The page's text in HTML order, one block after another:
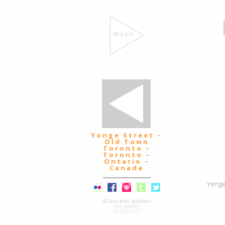
music
Yonge Street –
Old Town
Toronto –
Toronto –
Ontario –
Canada
©laurent dubois
last update
2023-03-12